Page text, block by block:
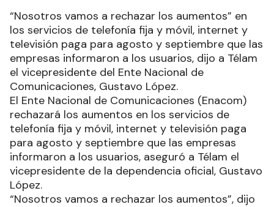
“Nosotros vamos a rechazar los aumentos” en
los servicios de telefonía fija y móvil, internet y
televisión paga para agosto y septiembre que las
empresas informaron a los usuarios, dijo a Télam
el vicepresidente del Ente Nacional de
Comunicaciones, Gustavo López.
El Ente Nacional de Comunicaciones (Enacom)
rechazará los aumentos en los servicios de
telefonía fija y móvil, internet y televisión paga
para agosto y septiembre que las empresas
informaron a los usuarios, aseguró a Télam el
vicepresidente de la dependencia oficial, Gustavo
López.
“Nosotros vamos a rechazar los aumentos”, dijo